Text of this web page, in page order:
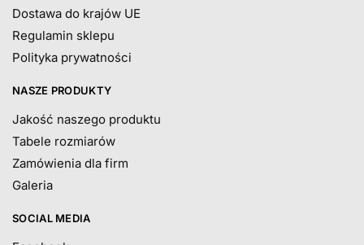
Dostawa do krajów UE
Regulamin sklepu
Polityka prywatności
NASZE PRODUKTY
Jakość naszego produktu
Tabele rozmiarów
Zamówienia dla firm
Galeria
SOCIAL MEDIA